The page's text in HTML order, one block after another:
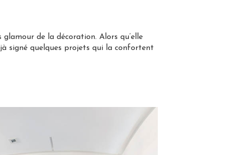
de la décoration. Alors qu’elle
signé quelques projets qui la confortent